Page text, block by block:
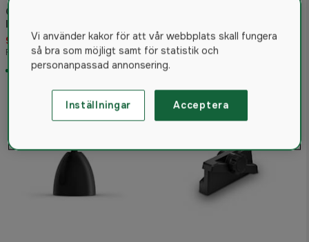
Garmin Dual Beam-IF
Isfiskegivare
949 kr
Rek. pris 1 149 kr
I lager
1 595 kr
Rek. pris 2 049 kr
I lager
14%
Vi använder kakor för att vår webbplats skall fungera
så bra som möjligt samt för statistik och
personanpassad annonsering.
Inställningar Acceptera